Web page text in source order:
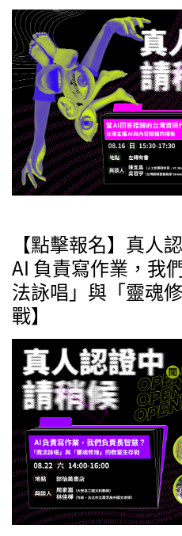
【點擊報名】真人
AI 負責寫作業，我
法詠唱」與「靈魂
戰】